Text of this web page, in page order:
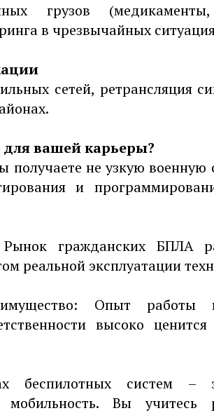
грузов
в чрезвычайных
сетей, ретрансляция
вашей карьеры?
получаете не узкую
и
Рынок гражданских БПЛА
реальной эксплуатации
Опыт работы
высоко
беспилотных систем –
мобильность. Вы учитесь